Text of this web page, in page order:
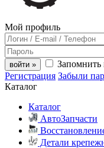
Мой профиль
войти »
Запомнить
Регистрация Забыли
Каталог
Каталог
АвтоЗапчасти
Детали